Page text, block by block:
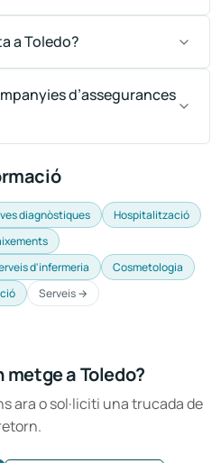
a Toledo?
d’assegurances
diagnòstiques
Hospitalització
d'infermeria
Cosmetologia
Serveis →
a Toledo?
ara o sol·liciti una trucada de